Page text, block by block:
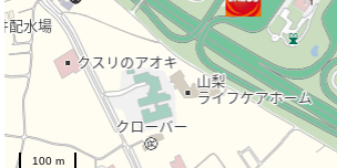
100 m